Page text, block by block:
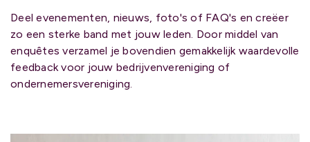
Deel evenementen, nieuws, foto's of FAQ's en creëer
zo een sterke band met jouw leden. Door middel van
enquêtes verzamel je bovendien gemakkelijk waardevolle
feedback voor jouw bedrijvenvereniging of
ondernemersvereniging.